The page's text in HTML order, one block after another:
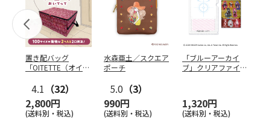
置き配バッグ
「OITETTE（オイテ
4.1 （32）
2,800円
(送料別・税込)
水森亜土／スクエア
ポーチ
5.0 （3）
990円
(送料別・税込)
「ブルーアーカイ
ブ」クリアファイル
1,320円
(送料別・税込)